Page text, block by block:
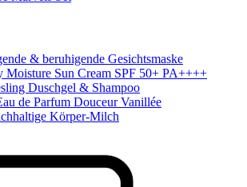
& beruhigende Gesichtsmaske
Moisture Sun Cream SPF 50+ PA++++
Duschgel & Shampoo
de Parfum Douceur Vanillée
Körper-Milch